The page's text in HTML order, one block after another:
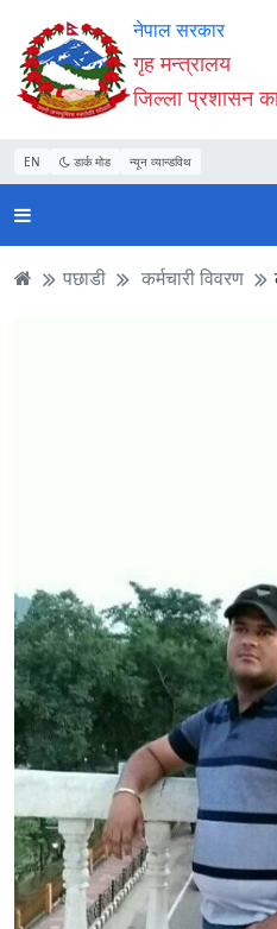
Accessibility
Mode
सुरु
गर्नुहोस्
सामाग्री
पढ्नुहाेस्
नेभिगेसन
पढ्नुहाेस्
वेबसाइट
खोजमा
जानुहोस्
नेपाल सरकार
गृह मन्त्रालय
जिल्ला प्रशासन
EN डार्क मोड न्यून व्यान्डविथ
पछाडी कर्मचारी विवरण